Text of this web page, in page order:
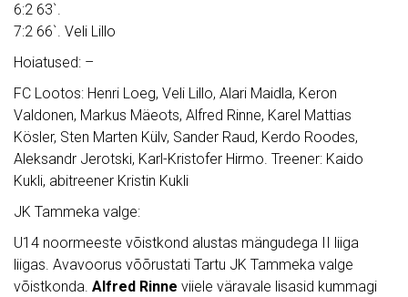
6:2 63`.
7:2 66`. Veli Lillo
Hoiatused: –
FC Lootos: Henri Loeg, Veli Lillo, Alari Maidla, Keron
Valdonen, Markus Mäeots, Alfred Rinne, Karel Mattias
Kösler, Sten Marten Külv, Sander Raud, Kerdo Roodes,
Aleksandr Jerotski, Karl-Kristofer Hirmo. Treener: Kaido
Kukli, abitreener Kristin Kukli
JK Tammeka valge:
U14 noormeeste võistkond alustas mängudega II liiga
liigas. Avavoorus võõrustati Tartu JK Tammeka valge
võistkonda. Alfred Rinne viiele väravale lisasid kummagi